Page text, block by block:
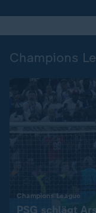
Champions
Champions League
PSG schlägt